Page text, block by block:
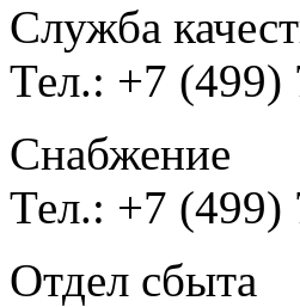
Служба
Тел.: +7 (499)
Снабжение
Тел.: +7 (499)
Отдел сбыта